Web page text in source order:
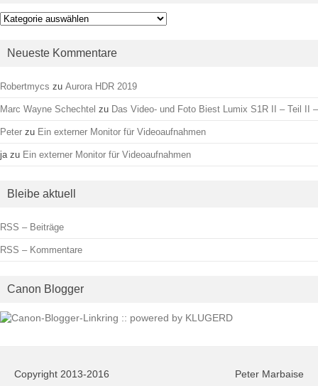
Kategorien
Neueste Kommentare
Robertmycs zu Aurora HDR 2019
Marc Wayne Schechtel zu Das Video- und Foto Biest Lumix S1R II – Teil II –
Peter zu Ein externer Monitor für Videoaufnahmen
ja zu Ein externer Monitor für Videoaufnahmen
Bleibe aktuell
RSS – Beiträge
RSS – Kommentare
Canon Blogger
Copyright 2013-2016 Peter Marbaise